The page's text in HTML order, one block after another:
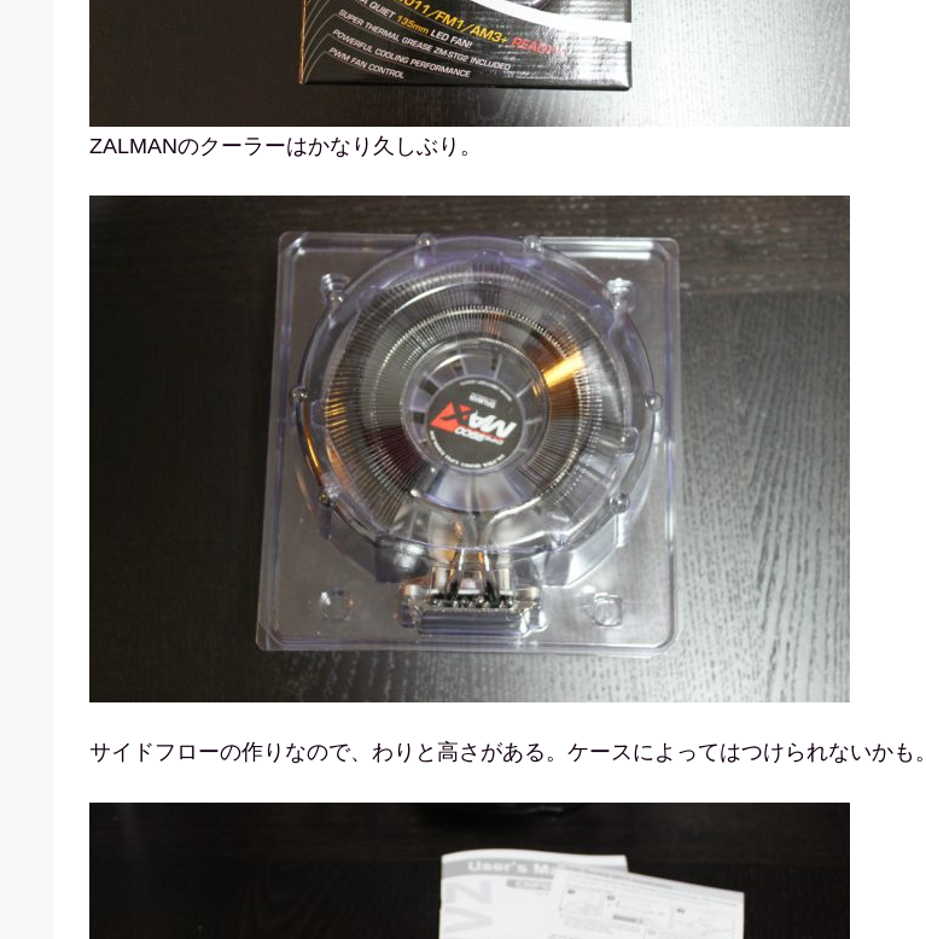
ZALMANのクーラーはかなり久しぶり。
サイドフローの作りなので、わりと高さがある。ケースによってはつけられないかも。